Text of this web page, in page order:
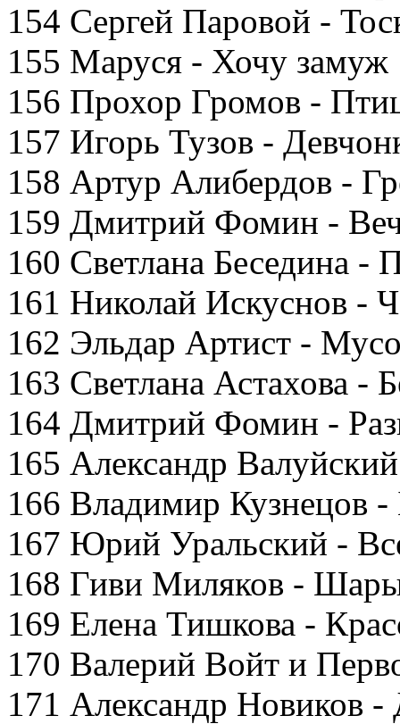
154 Сергей Паровой -
155 Маруся - Хочу замуж
156 Прохор Громов -
157 Игорь Тузов -
158 Артур Алибердов -
159 Дмитрий Фомин -
160 Светлана Беседина -
161 Николай Искуснов -
162 Эльдар Артист -
163 Светлана Астахова -
164 Дмитрий Фомин -
165 Александр
166 Владимир Кузнецов -
167 Юрий Уральский -
168 Гиви Миляков -
169 Елена Тишкова -
170 Валерий Войт и
171 Александр Новиков -